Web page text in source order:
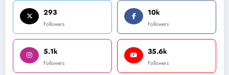
293
Followers
10k
Followers
5.1k
Followers
35.6k
Followers